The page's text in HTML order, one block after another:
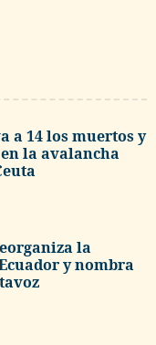
a 14 los muertos y
la avalancha
la
y nombra